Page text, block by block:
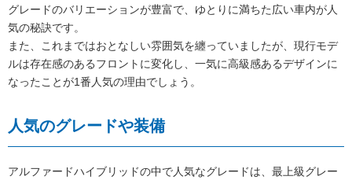
グレードのバリエーションが豊富で、ゆとりに満ちた広い車内が人
気の秘訣です。
また、これまではおとなしい雰囲気を纏っていましたが、現行モデ
ルは存在感のあるフロントに変化し、一気に高級感あるデザインに
なったことが1番人気の理由でしょう。
人気のグレードや装備
アルファードハイブリッドの中で人気なグレードは、最上級グレー